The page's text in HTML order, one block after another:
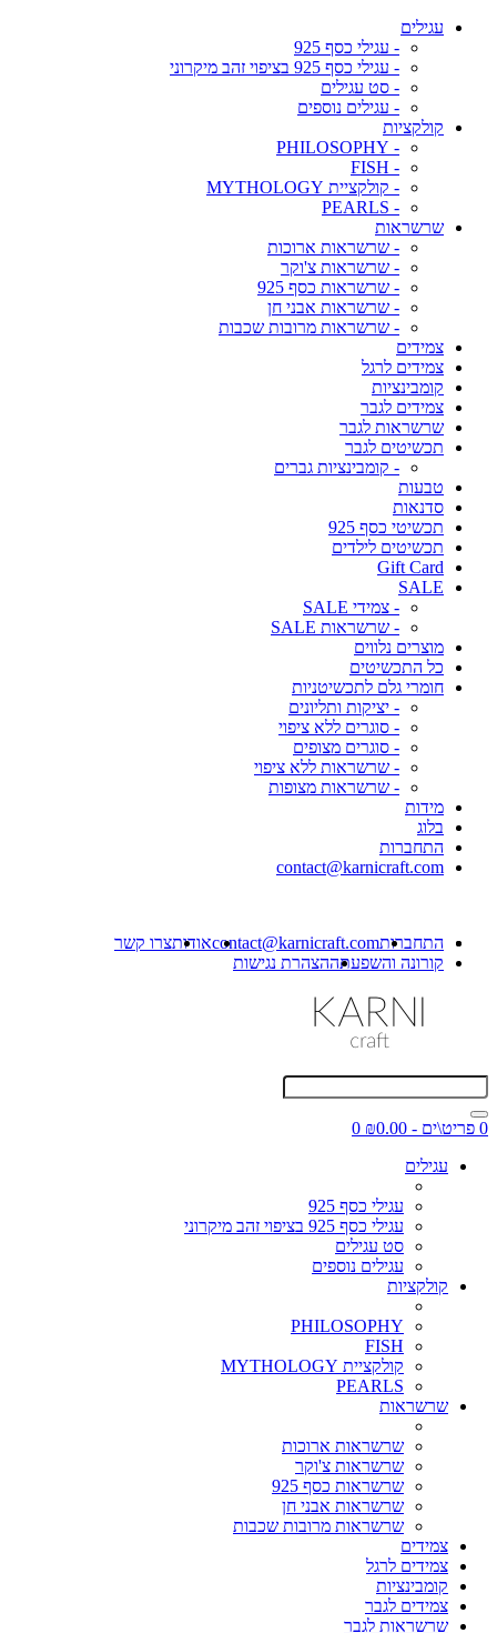
עגילים
- עגילי כסף 925
- עגילי כסף 925 בציפוי זהב מיקרוני
- סט עגילים
- עגילים נוספים
קולקציות
- PHILOSOPHY
- FISH
- קולקציית MYTHOLOGY
- PEARLS
שרשראות
- שרשראות ארוכות
- שרשראות צ'וקר
- שרשראות כסף 925
- שרשראות אבני חן
- שרשראות מרובות שכבות
צמידים
צמידים לרגל
קומבינציות
צמידים לגבר
שרשראות לגבר
תכשיטים לגבר
- קומבינציות גברים
טבעות
סדנאות
תכשיטי כסף 925
תכשיטים לילדים
Gift Card
SALE
- צמידי SALE
- שרשראות SALE
מוצרים נלווים
כל התכשיטים
חומרי גלם לתכשיטניות
- יציקות ותליונים
- סוגרים ללא ציפוי
- סוגרים מצופים
- שרשראות ללא ציפוי
- שרשראות מצופות
מידות
בלוג
התחברות
contact@karnicraft.com
התחברותcontact@karnicraft.comאודותצרו קשר
קורונה והשפעתההצהרת נגישות
0 פריט\ים - ₪0.00
0
עגילים
עגילי כסף 925
עגילי כסף 925 בציפוי זהב מיקרוני
סט עגילים
עגילים נוספים
קולקציות
PHILOSOPHY
FISH
קולקציית MYTHOLOGY
PEARLS
שרשראות
שרשראות ארוכות
שרשראות צ'וקר
שרשראות כסף 925
שרשראות אבני חן
שרשראות מרובות שכבות
צמידים
צמידים לרגל
קומבינציות
צמידים לגבר
שרשראות לגבר